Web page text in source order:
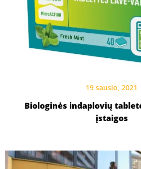
19 sausio, 2021
Biologinės indaplovių
įstaigos